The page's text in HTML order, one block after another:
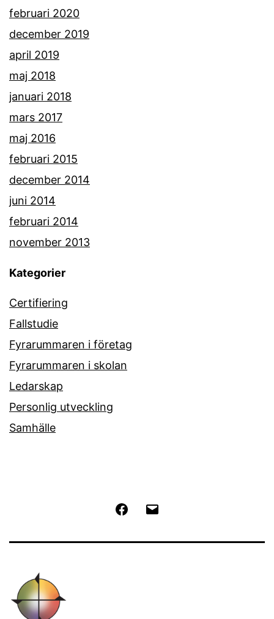
februari 2020
december 2019
april 2019
maj 2018
januari 2018
mars 2017
maj 2016
februari 2015
december 2014
juni 2014
februari 2014
november 2013
Kategorier
Certifiering
Fallstudie
Fyrarummaren i företag
Fyrarummaren i skolan
Ledarskap
Personlig utveckling
Samhälle
Facebook